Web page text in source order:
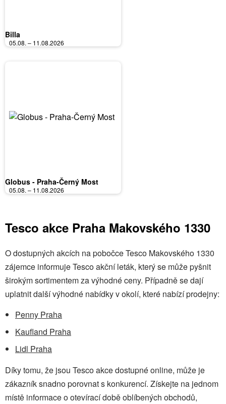
Billa
05.08. – 11.08.2026
Globus - Praha-Černý Most
05.08. – 11.08.2026
Tesco akce Praha Makovského 1330
O dostupných akcích na pobočce Tesco Makovského 1330
zájemce informuje Tesco akční leták, který se může pyšnit
širokým sortimentem za výhodné ceny. Případně se dají
uplatnit další výhodné nabídky v okolí, které nabízí prodejny:
Penny Praha
Kaufland Praha
Lidl Praha
Díky tomu, že jsou Tesco akce dostupné online, může je
zákazník snadno porovnat s konkurencí. Získejte na jednom
místě informace o otevírací době oblíbených obchodů,